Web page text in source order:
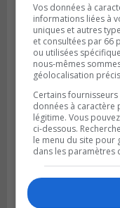
La grenade
inoffensive
Vos données à
informations liées à
uniques et autres
et consultées par 66
ou utilisées
nous-mêmes
géolocalisation
Certains
données à caractère
légitime. Vous
ci-dessous.
le menu du site pour
dans les paramètres